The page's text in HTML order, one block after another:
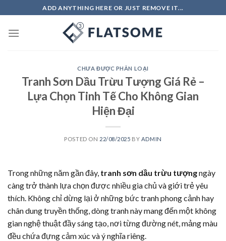
to
content
ADD ANYTHING HERE OR JUST REMOVE IT...
CHƯA ĐƯỢC PHÂN LOẠI
Tranh Sơn Dầu Trừu Tượng Giá Rẻ –
Lựa Chọn Tinh Tế Cho Không Gian
Hiện Đại
POSTED ON 22/08/2025 BY ADMIN
Trong những năm gần đây, tranh sơn dầu trừu tượngngày
càng trở thành lựa chọn được nhiều gia chủ và giới trẻ yêu
thích. Không chỉ dừng lại ở những bức tranh phong cảnh hay
chân dung truyền thống, dòng tranh này mang đến một không
gian nghệ thuật đầy sáng tạo, nơi từng đường nét, mảng màu
đều chứa đựng cảm xúc và ý nghĩa riêng.